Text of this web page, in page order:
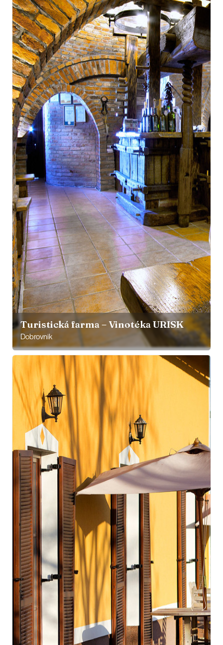
Turistická farma – Vinotéka URISK
Dobrovnik